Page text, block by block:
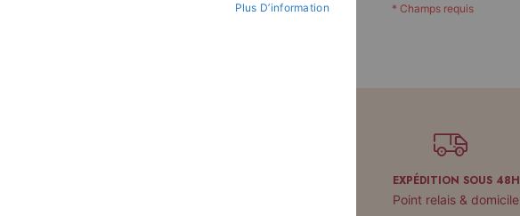
EXPÉDITION SOUS 48H
Point relais & domicile
Plus D’information